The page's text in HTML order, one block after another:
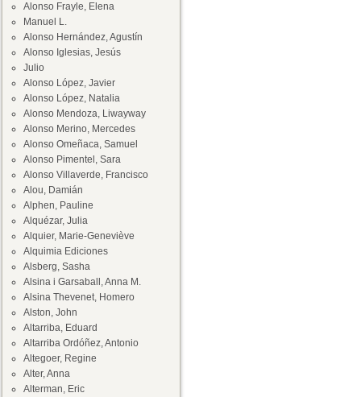
Alonso Frayle, Elena
Manuel L.
Alonso Hernández, Agustín
Alonso Iglesias, Jesús
Julio
Alonso López, Javier
Alonso López, Natalia
Alonso Mendoza, Liwayway
Alonso Merino, Mercedes
Alonso Omeñaca, Samuel
Alonso Pimentel, Sara
Alonso Villaverde, Francisco
Alou, Damián
Alphen, Pauline
Alquézar, Julia
Alquier, Marie-Geneviève
Alquimia Ediciones
Alsberg, Sasha
Alsina i Garsaball, Anna M.
Alsina Thevenet, Homero
Alston, John
Altarriba, Eduard
Altarriba Ordóñez, Antonio
Altegoer, Regine
Alter, Anna
Alterman, Eric